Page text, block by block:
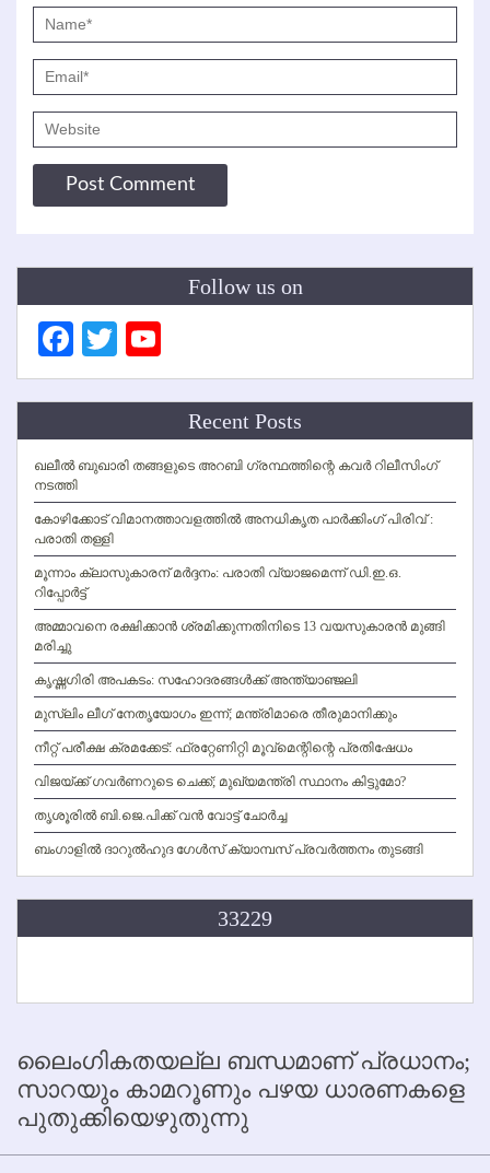
Follow us on
Facebook
Twitter
Channel
Recent Posts
ഖലീല്‍ ബുഖാരി തങ്ങളുടെ അറബി ഗ്രന്ഥത്തിന്റെ കവര്‍ റിലീസിംഗ്
നടത്തി
കോഴിക്കോട് വിമാനത്താവളത്തില്‍ അനധികൃത പാര്‍ക്കിംഗ് പിരിവ് :
പരാതി തള്ളി
മൂന്നാം ക്ലാസുകാരന് മര്‍ദ്ദനം: പരാതി വ്യാജമെന്ന് ഡി.ഇ.ഒ.
റിപ്പോര്‍ട്ട്
അമ്മാവനെ രക്ഷിക്കാന്‍ ശ്രമിക്കുന്നതിനിടെ 13 വയസുകാരന്‍ മുങ്ങി
മരിച്ചു
കൃഷ്ണഗിരി അപകടം: സഹോദരങ്ങള്‍ക്ക് അന്ത്യാഞ്ജലി
മുസ്ലിം ലീഗ് നേതൃയോഗം ഇന്ന്; മന്ത്രിമാരെ തീരുമാനിക്കും
നീറ്റ് പരീക്ഷ ക്രമക്കേട്: ഫ്രറ്റേണിറ്റി മൂവ്‌മെന്റിന്റെ പ്രതിഷേധം
വിജയ്ക്ക് ഗവര്‍ണറുടെ ചെക്ക്; മുഖ്യമന്ത്രി സ്ഥാനം കിട്ടുമോ?
തൃശൂരില്‍ ബി.ജെ.പിക്ക് വന്‍ വോട്ട് ചോര്‍ച്ച
ബംഗാളില്‍ ദാറുല്‍ഹുദ ഗേള്‍സ് ക്യാമ്പസ് പ്രവര്‍ത്തനം തുടങ്ങി
33229
ലൈംഗികതയല്ല ബന്ധമാണ് പ്രധാനം;
സാറയും കാമറൂണും പഴയ ധാരണകളെ
പുതുക്കിയെഴുതുന്നു